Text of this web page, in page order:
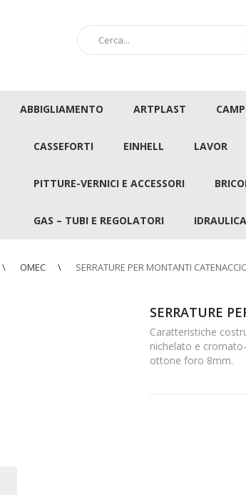
ABBIGLIAMENTO ARTPLAST
CASSEFORTI EINHELL LAVOR
PITTURE-VERNICI E ACCESSORI
GAS – TUBI E REGOLATORI IDRAULICA
OMEC SERRATURE PER MONTANTI
SERRATURE
Caratteristiche
nichelato e
ottone foro 8mm.